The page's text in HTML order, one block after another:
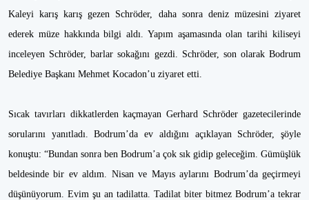
Kaleyi karış karış gezen Schröder, daha sonra deniz müzesini ziyaret
ederek müze hakkında bilgi aldı. Yapım aşamasında olan tarihi kiliseyi
inceleyen Schröder, barlar sokağını gezdi. Schröder, son olarak Bodrum
Belediye Başkanı Mehmet Kocadon’u ziyaret etti.
Sıcak tavırları dikkatlerden kaçmayan Gerhard Schröder gazetecilerinde
sorularını yanıtladı. Bodrum’da ev aldığını açıklayan Schröder, şöyle
konuştu: “Bundan sonra ben Bodrum’a çok sık gidip geleceğim. Gümüşlük
beldesinde bir ev aldım. Nisan ve Mayıs aylarını Bodrum’da geçirmeyi
düşünüyorum. Evim şu an tadilatta. Tadilat biter bitmez Bodrum’a tekrar